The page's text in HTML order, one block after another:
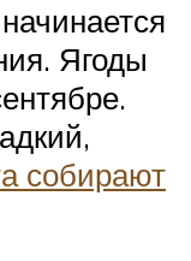
Ягоды
собирают